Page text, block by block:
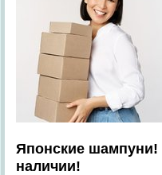
Японские
наличии!